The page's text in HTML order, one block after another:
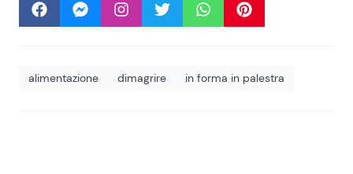
alimentazione dimagrire in forma in palestra